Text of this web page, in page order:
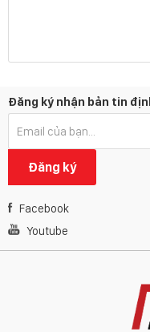
Đăng ký nhận bản tin
Đăng ký
Facebook
Youtube